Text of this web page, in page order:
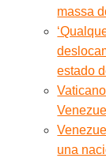
massa
estado
una